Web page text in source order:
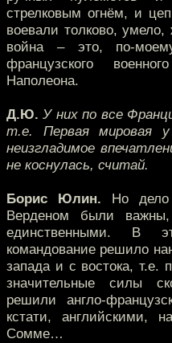
стрелковым огнём, и
воевали толково,
война – это, по-
французского
Наполеона.
Д.Ю. У них по все
т.е. Первая мировая
неизгладимое
не коснулась, считай.
Борис Юлин. Но
Верденом были
единственными. В
командование решило
запада и с востока, т.е.
значительные силы
решили англо-
кстати, английскими,
Сомме…